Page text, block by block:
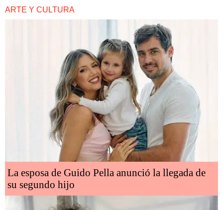
ARTE Y CULTURA
La esposa de Guido Pella anunció la llegada de
su segundo hijo